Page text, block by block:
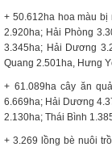
+ 50.612ha hoa màu bị
2.920ha; Hải Phòng
3.345ha; Hải Dương
Quang 2.501ha, Hưng
+ 61.089ha cây ăn
6.669ha; Hải Dương
2.130ha; Thái Bình
+ 3.269 lồng bè nuôi